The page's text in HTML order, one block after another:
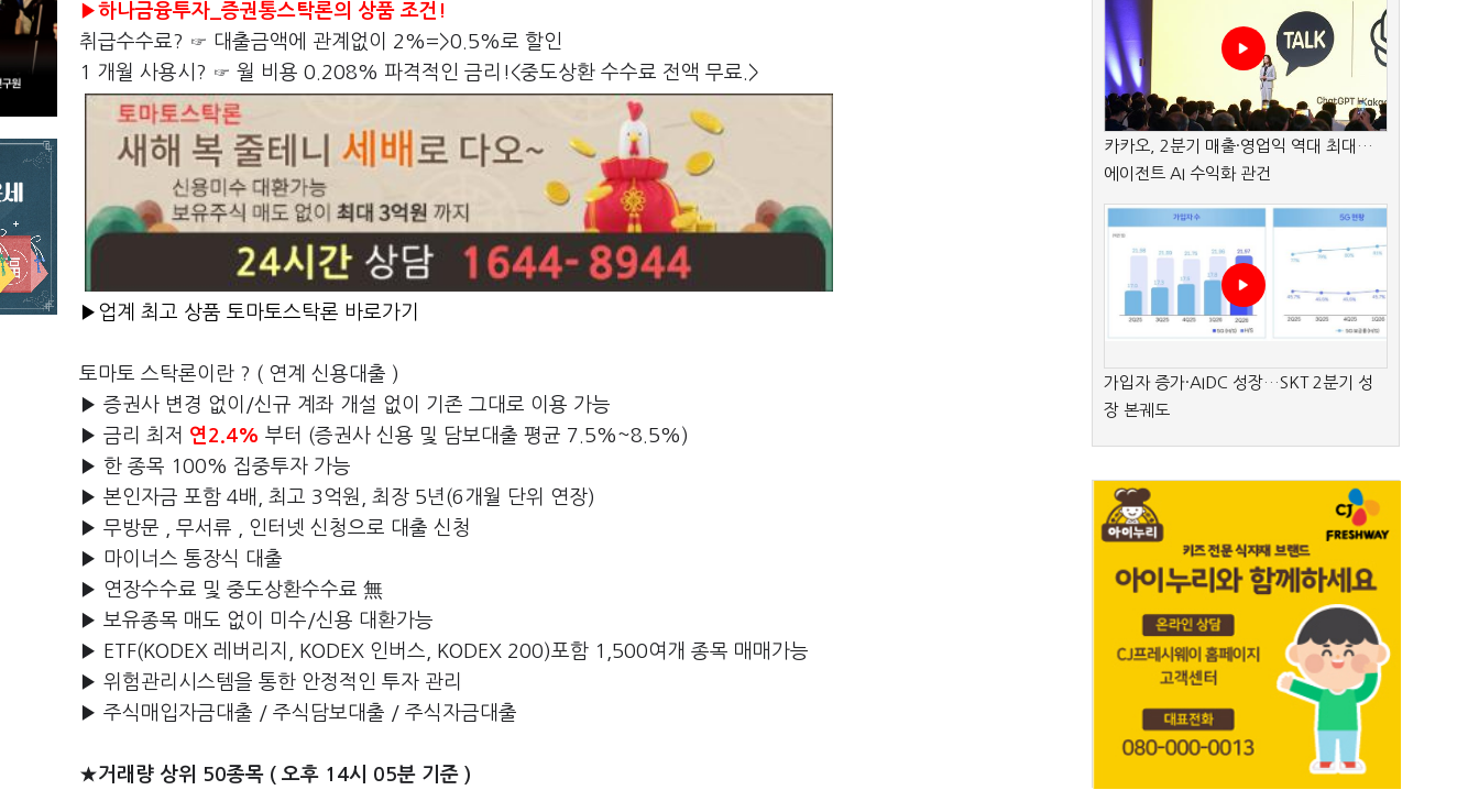
▶하나금융투자_증권통스탁론의 상품 조건!
취급수수료? ☞ 대출금액에 관계없이 2%=>0.5%로 할인
1 개월 사용시? ☞ 월 비용 0.208% 파격적인 금리!<중도상환 수수료 전액 무료.>
▶업계 최고 상품 토마토스탁론 바로가기
토마토 스탁론이란 ? ( 연계 신용대출 )
▶ 증권사 변경 없이/신규 계좌 개설 없이 기존 그대로 이용 가능
▶ 금리 최저 연2.4% 부터 (증권사 신용 및 담보대출 평균 7.5%~8.5%)
▶ 한 종목 100% 집중투자 가능
▶ 본인자금 포함 4배, 최고 3억원, 최장 5년(6개월 단위 연장)
▶ 무방문 , 무서류 , 인터넷 신청으로 대출 신청
▶ 마이너스 통장식 대출
▶ 연장수수료 및 중도상환수수료 無
▶ 보유종목 매도 없이 미수/신용 대환가능
▶ ETF(KODEX 레버리지, KODEX 인버스, KODEX 200)포함 1,500여개 종목 매매가능
▶ 위험관리시스템을 통한 안정적인 투자 관리
▶ 주식매입자금대출 / 주식담보대출 / 주식자금대출
★거래량 상위 50종목 ( 오후 14시 05분 기준 )
카카오, 2분기 매출·영업익 역대 최대…
에이전트 AI 수익화 관건
가입자 증가·AIDC 성장…SKT 2분기 성
장 본궤도